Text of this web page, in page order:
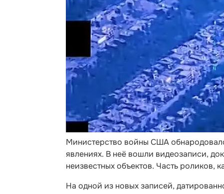
Министерство войны США
явлениях. В неё вошли видеозаписи,
неизвестных объектов. Часть роликов,
На одной из новых записей,